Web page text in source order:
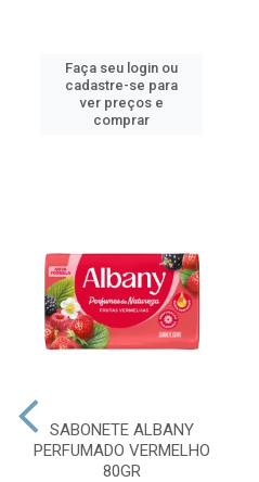
Faça seu login ou
cadastre-se para
ver preços e
comprar
SABONETE ALBANY
PERFUMADO VERMELHO
80GR